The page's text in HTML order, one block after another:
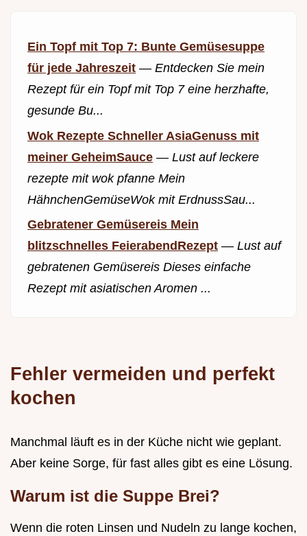
Ein Topf mit Top 7: Bunte Gemüsesuppe
für jede Jahreszeit — Entdecken Sie mein
Rezept für ein Topf mit Top 7 eine herzhafte,
gesunde Bu...
Wok Rezepte Schneller AsiaGenuss mit
meiner GeheimSauce — Lust auf leckere
rezepte mit wok pfanne Mein
HähnchenGemüseWok mit ErdnussSau...
Gebratener Gemüsereis Mein
blitzschnelles FeierabendRezept — Lust auf
gebratenen Gemüsereis Dieses einfache
Rezept mit asiatischen Aromen ...
Fehler vermeiden und perfekt
kochen
Manchmal läuft es in der Küche nicht wie geplant.
Aber keine Sorge, für fast alles gibt es eine Lösung.
Warum ist die Suppe Brei?
Wenn die roten Linsen und Nudeln zu lange kochen,